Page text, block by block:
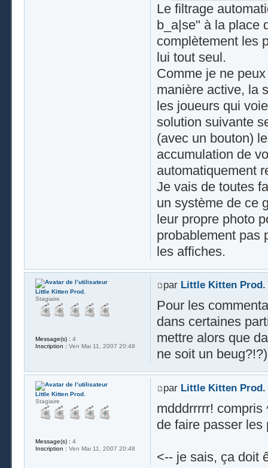
Le filtrage
b_a|se" à la place
complètement les
lui tout seul.
Comme je ne
manière active, la
les joueurs qui
solution suivante
(avec un bouton)
accumulation de
automatiquement
Je vais de toutes
un système de ce
leur propre photo
probablement pas
les affiches.
par Little Kitten Prod.
Pour les
dans certaines
mettre alors que
ne soit un beug?!?)
Little Kitten Prod.
Stagiaire
Message(s) : 4
Inscription : Ven Mai 11, 2007 20:48
par Little Kitten Prod.
mdddrrrrr!
de faire passer les
<-- je sais, ça doit
Little Kitten Prod.
Stagiaire
Message(s) : 4
Inscription : Ven Mai 11, 2007 20:48